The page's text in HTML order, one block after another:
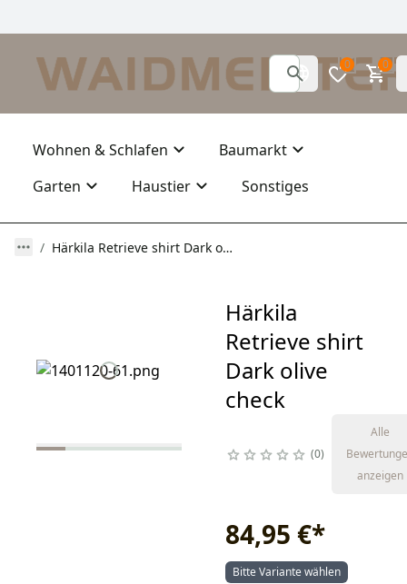
0 0
Wohnen & Schlafen
Baumarkt
Garten
Haustier Sonstiges
Härkila Retrieve shirt Dark olive check
Härkila
Retrieve shirt
Dark olive
check
0
Alle
anzeigen
84,95 €*
Bitte Variante wählen